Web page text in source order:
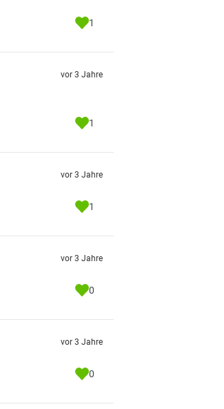
1
vor 3 Jahre
1
vor 3 Jahre
1
vor 3 Jahre
0
vor 3 Jahre
0